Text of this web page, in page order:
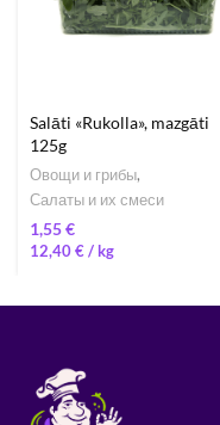
Salāti «Rukolla», mazgāti
125g
Овощи и грибы,
Салаты и их смеси
€
12,40€/